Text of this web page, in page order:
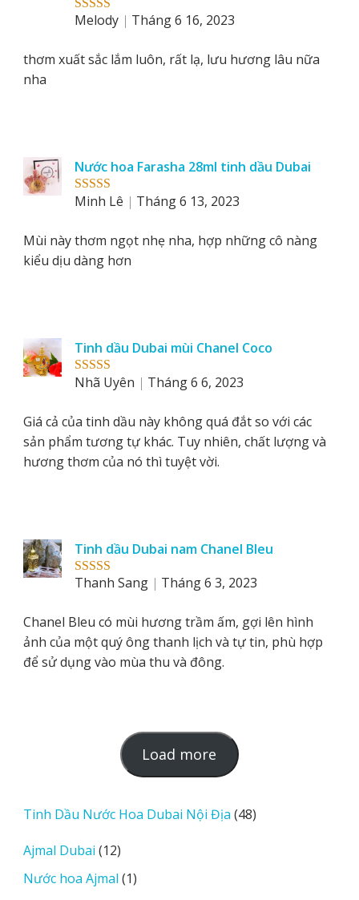
Rated5out
Melody Tháng 6 16, 2023
thơm xuất sắc lắm luôn, rất lạ, lưu hương lâu nữa
nha
Rated 5out
Nước hoa Farasha 28ml tinh dầu Dubai
Minh Lê
Tháng 6 13, 2023
Mùi này thơm ngọt nhẹ nha, hợp những cô nàng
kiểu dịu dàng hơn
Rated5out
Tinh dầu Dubai mùi Chanel Coco
Nhã Uyên
Tháng 6 6, 2023
Giá cả của tinh dầu này không quá đắt so với các
sản phẩm tương tự khác. Tuy nhiên, chất lượng và
hương thơm của nó thì tuyệt vời.
Rated5out
Tinh dầu Dubai nam Chanel Bleu
Thanh Sang
Tháng 6 3, 2023
Chanel Bleu có mùi hương trầm ấm, gợi lên hình
ảnh của một quý ông thanh lịch và tự tin, phù hợp
để sử dụng vào mùa thu và đông.
Load more
o
d
Tinh Dầu Nước Hoa Dubai Nội Địa 4848
Ajmal Dubai 1212
sản
phẩm
Nước hoa Ajmal 11